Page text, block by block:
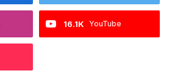
YouTube
16.1K